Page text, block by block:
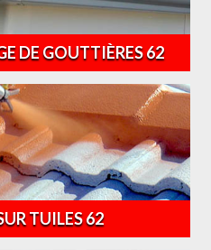
DE GOUTTIÈRES 62
TUILES 62